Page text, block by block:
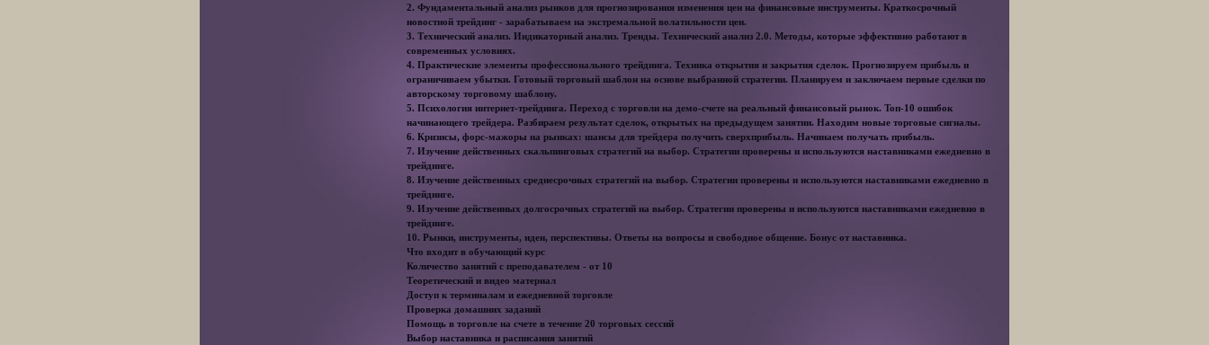
2. Фундаментальный анализ рынков для прогнозирования изменения цен на финансовые инструменты. Краткосрочный
новостной трейдинг - зарабатываем на экстремальной волатильности цен.
3. Технический анализ. Индикаторный анализ. Тренды. Технический анализ 2.0. Методы, которые эффективно работают в
современных условиях.
4. Практические элементы профессионального трейдинга. Техника открытия и закрытия сделок. Прогнозируем прибыль и
ограничиваем убытки. Готовый торговый шаблон на основе выбранной стратегии. Планируем и заключаем первые сделки по
авторскому торговому шаблону.
5. Психология интернет-трейдинга. Переход с торговли на демо-счете на реальный финансовый рынок. Топ-10 ошибок
начинающего трейдера. Разбираем результат сделок, открытых на предыдущем занятии. Находим новые торговые сигналы.
6. Кризисы, форс-мажоры на рынках: шансы для трейдера получить сверхприбыль. Начинаем получать прибыль.
7. Изучение действенных скальпинговых стратегий на выбор. Стратегии проверены и используются наставниками ежедневно в
трейдинге.
8. Изучение действенных среднесрочных стратегий на выбор. Стратегии проверены и используются наставниками ежедневно в
трейдинге.
9. Изучение действенных долгосрочных стратегий на выбор. Стратегии проверены и используются наставниками ежедневно в
трейдинге.
10. Рынки, инструменты, идеи, перспективы. Ответы на вопросы и свободное общение. Бонус от наставника.
Что входит в обучающий курс
Количество занятий с преподавателем - от 10
Теоретический и видео материал
Доступ к терминалам и ежедневной торговле
Проверка домашних заданий
Помощь в торговле на счете в течение 20 торговых сессий
Выбор наставника и расписания занятий